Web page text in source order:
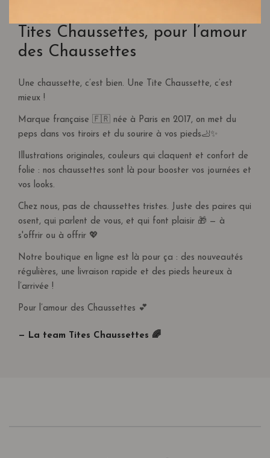
Offert dès 50€ d’achat, il constitue unbonus agréable, utile
et durable. Vous souhaitez en offrir plus ? Il est également
indispensables.
Découvrez aussi notre
femme
pour remplir votre pochon :)
partir de 80€ d’achat. En dessous de 80€, les frais de port
sont facturés 9,95€.
RETOURS & REMBOURSEMENT
Plus d'informations sur notre page dédiée.
Tites Chaussettes, pour l’amour
des Chaussettes
Une chaussette, c’est bien. Une Tite Chaussette, c’est
mieux !
Marque française 🇫🇷 née à Paris en 2017, on met du
peps dans vos tiroirs et du sourire à vos pieds🦶✨
Illustrations originales, couleurs qui claquent et confort de
folie : nos chaussettes sont là pour booster vos journées et
vos looks.
Chez nous, pas de chaussettes tristes. Juste des paires qui
osent, qui parlent de vous, et qui font plaisir 🎁 — à
s'offrir ou à offrir 💖
Notre boutique en ligne est là pour ça : des nouveautés
régulières, une livraison rapide et des pieds heureux à
l’arrivée !
Pour l’amour des Chaussettes 💕
— La team Tites Chaussettes 🌈